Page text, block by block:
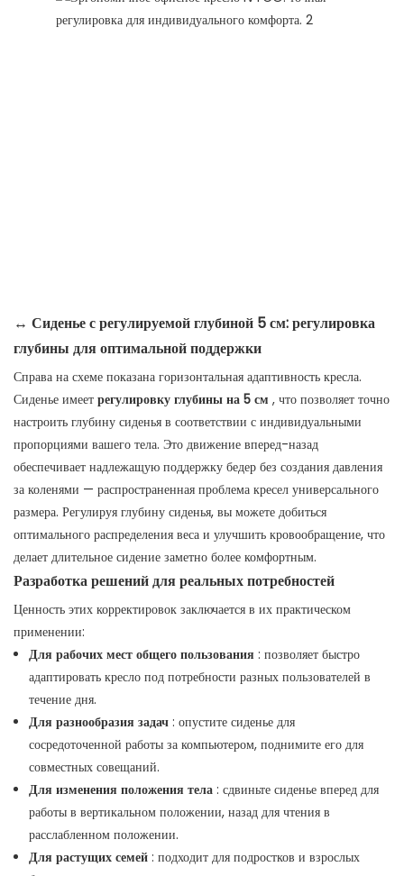
↔️ Сиденье с регулируемой глубиной 5 см: регулировка
глубины для оптимальной поддержки
Справа на схеме показана горизонтальная адаптивность кресла.
Сиденье имеет регулировку глубины на 5 см , что позволяет точно
настроить глубину сиденья в соответствии с индивидуальными
пропорциями вашего тела. Это движение вперед-назад
обеспечивает надлежащую поддержку бедер без создания давления
за коленями — распространенная проблема кресел универсального
размера. Регулируя глубину сиденья, вы можете добиться
оптимального распределения веса и улучшить кровообращение, что
делает длительное сидение заметно более комфортным.
Разработка решений для реальных потребностей
Ценность этих корректировок заключается в их практическом
применении:
Для рабочих мест общего пользования : позволяет быстро
адаптировать кресло под потребности разных пользователей в
течение дня.
Для разнообразия задач: опустите сиденье для
сосредоточенной работы за компьютером, поднимите его для
совместных совещаний.
Для изменения положения тела: сдвиньте сиденье вперед для
работы в вертикальном положении, назад для чтения в
расслабленном положении.
Для растущих семей: подходит для подростков и взрослых